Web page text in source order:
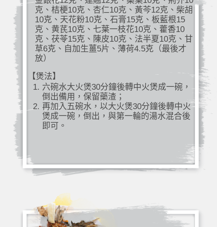
克、桔梗10克、杏仁10克、黃芩12克、柴胡
10克、天花粉10克、石膏15克、板藍根15
克、黄芪10克、七葉一枝花10克、藿香10
克、茯苓15克、陳皮10克、法半夏10克、甘
草6克、自加生薑5片、薄荷4.5克（最後才
放）
【煲法】
六碗水大火煲30分鐘後轉中火煲成一碗，
倒出備用，保留藥渣；
再加入五碗水，以大火煲30分鐘後轉中火
煲成一碗，倒出，與第一輪的湯水混合後
即可。